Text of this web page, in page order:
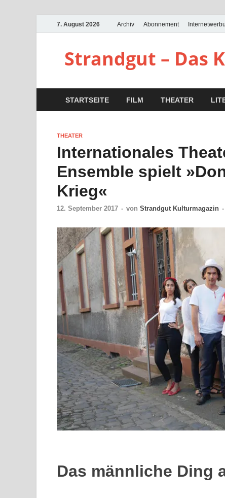
7. August 2026 Archiv Abonnement
Strandgut – Das
STARTSEITE FILM THEATER
THEATER
Internationales
Ensemble spielt
Krieg«
12. September 2017 - von Strandgut Kulturmagazin -
Das männliche Ding